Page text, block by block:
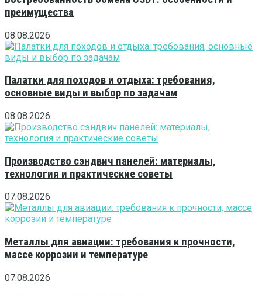
преимущества
08.08.2026
Палатки для походов и отдыха: требования,
основные виды и выбор по задачам
08.08.2026
Производство сэндвич панелей: материалы,
технология и практические советы
07.08.2026
Металлы для авиации: требования к прочности,
массе коррозии и температуре
07.08.2026